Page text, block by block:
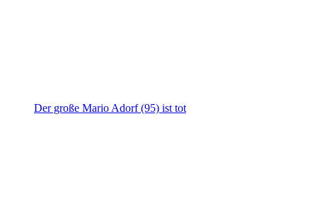
Der große Mario Adorf (95) ist tot